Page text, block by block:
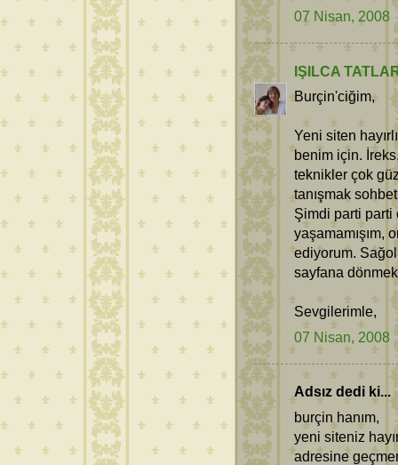
07 Nisan, 2008
IŞILCA
Burçin'ciğim,
Yeni siten
benim için.
teknikler çok
tanışmak
Şimdi parti parti
yaşamamışım,
ediyorum.
sayfana
Sevgilerimle,
07 Nisan, 2008
Adsız dedi ki...
burçin hanım,
yeni siteniz
adresine